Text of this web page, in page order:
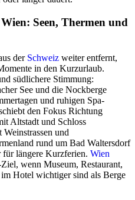
Seen, Thermen und
der Schweiz weiter entfernt,
in den Kurzurlaub.
südlichere Stimmung:
See und die Nockberge
und ruhigen Spa-
den Fokus Richtung
Altstadt und Schloss
Weinstrassen und
rund um Bad Waltersdorf
für längere Kurzferien. Wien
wenn Museum, Restaurant,
Hotel wichtiger sind als Berge